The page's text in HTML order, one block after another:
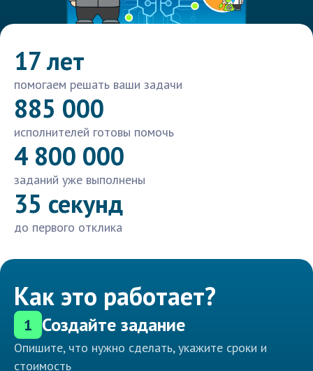
17 лет
помогаем решать ваши задачи
885 000
исполнителей готовы помочь
4 800 000
заданий уже выполнены
35 секунд
до первого отклика
Как это работает?
1 Создайте задание
Опишите, что нужно сделать, укажите сроки и
стоимость